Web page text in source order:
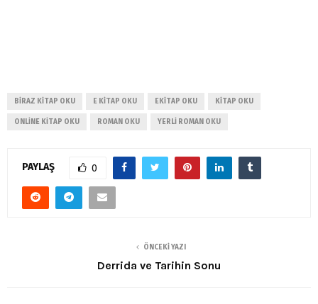
BIRAZ KITAP OKU E KITAP OKU EKITAP OKU KITAP OKU
ONLINE KITAP OKU ROMAN OKU YERLI ROMAN OKU
PAYLAŞ 0
ÖNCEKI YAZI
Derrida ve Tarihin Sonu